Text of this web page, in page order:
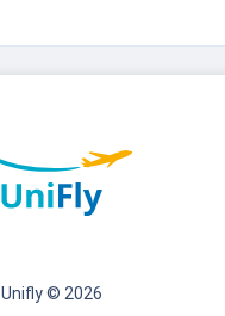
Unifly © 2026